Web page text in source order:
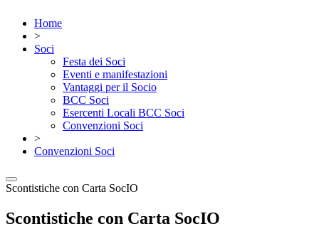
Home
>
Soci
Festa dei Soci
Eventi e manifestazioni
Vantaggi per il Socio
BCC Soci
Esercenti Locali BCC Soci
Convenzioni Soci
>
Convenzioni Soci
Scontistiche con Carta SocIO
Scontistiche con Carta SocIO